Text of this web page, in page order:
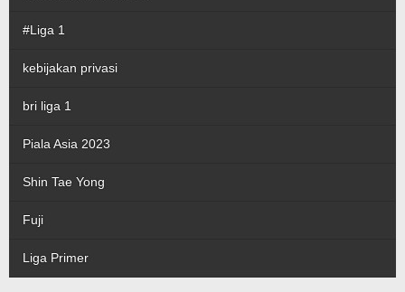
#Liga 1
kebijakan privasi
bri liga 1
Piala Asia 2023
Shin Tae Yong
Fuji
Liga Primer